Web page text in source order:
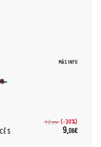
MÁS INFO
12,95€ (-30%)
9,06€